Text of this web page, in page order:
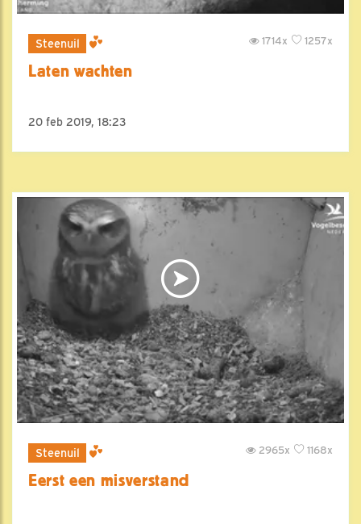
Steenuil 1257x
1714x
Laten wachten
20 feb 2019, 18:23
Steenuil 1168x
2965x
Eerst een misverstand